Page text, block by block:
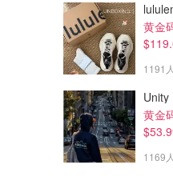
黄金
1191
Unity
黄金
1169